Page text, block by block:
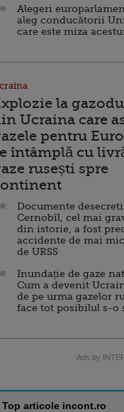
Alegeri
aleg conducătorii
care este miza
la
Ucraina care
pentru
întâmplă cu
rusești spre
Documente
Cernobîl, cel mai
din istorie, a fost
accidente de mai
de URSS
Inundație de gaze
Cum a devenit
de pe urma gazelor
face tot posibilul s-o
Ads by
Top articole incont.ro